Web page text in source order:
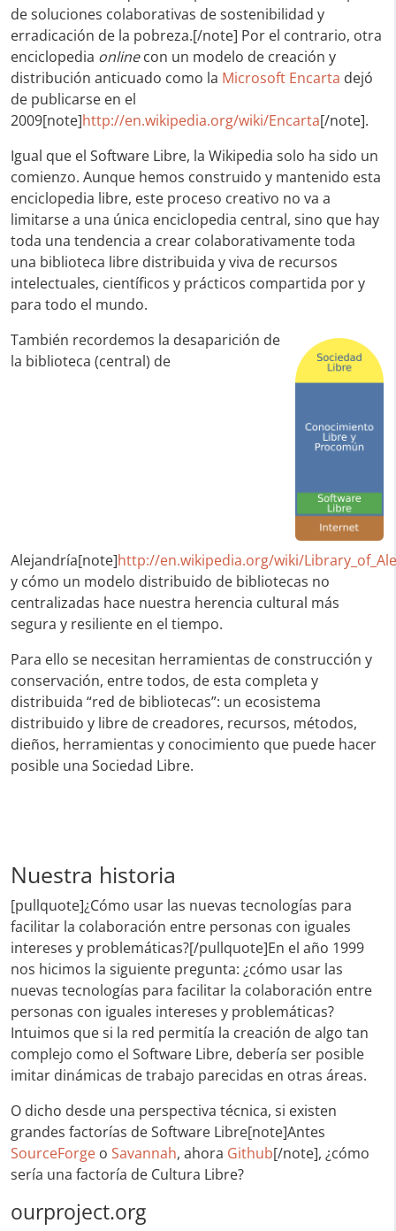
de soluciones colaborativas de sostenibilidad y
erradicación de la pobreza.[/note] Por el contrario, otra
enciclopedia onlinecon un modelo de creación y
distribución anticuado como la Microsoft Encarta dejó
de publicarse en el
2009[note]http://en.wikipedia.org/wiki/Encarta[/note].
Igual que el Software Libre, la Wikipedia solo ha sido un
comienzo. Aunque hemos construido y mantenido esta
enciclopedia libre, este proceso creativo no va a
limitarse a una única enciclopedia central, sino que hay
toda una tendencia a crear colaborativamente toda
una biblioteca libre distribuida y viva de recursos
intelectuales, científicos y prácticos compartida por y
para todo el mundo.
También recordemos la desaparición de
la biblioteca (central) de
Alejandría[note]http://en.wikipedia.org/wiki/
y cómo un modelo distribuido de bibliotecas no
centralizadas hace nuestra herencia cultural más
segura y resiliente en el tiempo.
Para ello se necesitan herramientas de construcción y
conservación, entre todos, de esta completa y
distribuida “red de bibliotecas”: un ecosistema
distribuido y libre de creadores, recursos, métodos,
dieños, herramientas y conocimiento que puede hacer
posible una Sociedad Libre.
Nuestra historia
[pullquote]¿Cómo usar las nuevas tecnologías para
facilitar la colaboración entre personas con iguales
intereses y problemáticas?[/pullquote]En el año 1999
nos hicimos la siguiente pregunta: ¿cómo usar las
nuevas tecnologías para facilitar la colaboración entre
personas con iguales intereses y problemáticas?
Intuimos que si la red permitía la creación de algo tan
complejo como el Software Libre, debería ser posible
imitar dinámicas de trabajo parecidas en otras áreas.
O dicho desde una perspectiva técnica, si existen
grandes factorías de Software Libre[note]Antes
SourceForge o Savannah, ahora Github[/note], ¿cómo
sería una factoría de Cultura Libre?
ourproject.org